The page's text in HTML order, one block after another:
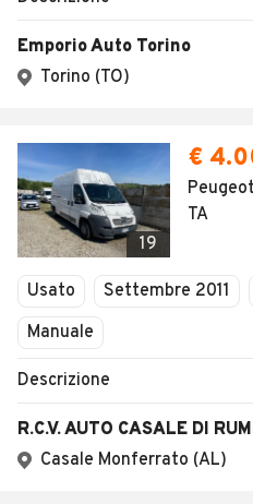
Emporio Auto Torino
Torino (TO)
19
€
TA
Usato Settembre 2011
Manuale
Descrizione
R.C.V. AUTO CASALE DI
Casale Monferrato (AL)